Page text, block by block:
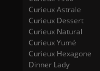
Curieux Astrale
Curieux Dessert
Curieux Natural
Curieux Yumé
Curieux Hexagone
Dinner Lady